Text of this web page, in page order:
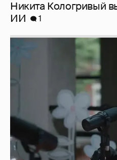
Певица Глюкоза
эротического журнала